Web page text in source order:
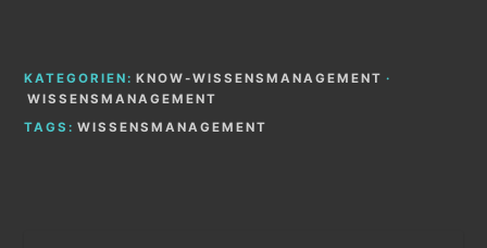
KATEGORIEN: KNOW-WISSENSMANAGEMENT ·
WISSENSMANAGEMENT
TAGS: WISSENSMANAGEMENT